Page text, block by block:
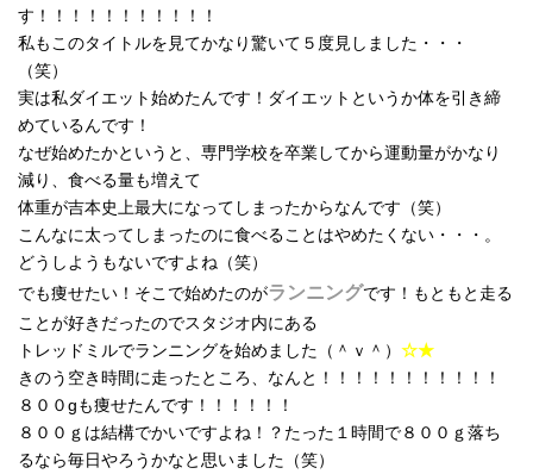
す！！！！！！！！！！！
私もこのタイトルを見てかなり驚いて５度見しました・・・
（笑）
実は私ダイエット始めたんです！ダイエットというか体を引き締
めているんです！
なぜ始めたかというと、専門学校を卒業してから運動量がかなり
減り、食べる量も増えて
体重が吉本史上最大になってしまったからなんです（笑）
こんなに太ってしまったのに食べることはやめたくない・・・。
どうしようもないですよね（笑）
でも痩せたい！そこで始めたのがランニングです！もともと走る
ことが好きだったのでスタジオ内にある
トレッドミルでランニングを始めました（＾ｖ＾） ☆★
きのう空き時間に走ったところ、なんと！！！！！！！！！！！
８００gも痩せたんです！！！！！！
８００ｇは結構でかいですよね！？たった１時間で８００ｇ落ち
るなら毎日やろうかなと思いました（笑）